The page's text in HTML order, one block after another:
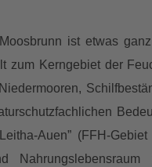
ist etwas
zum Kerngebiet der
Auen” (FFH-